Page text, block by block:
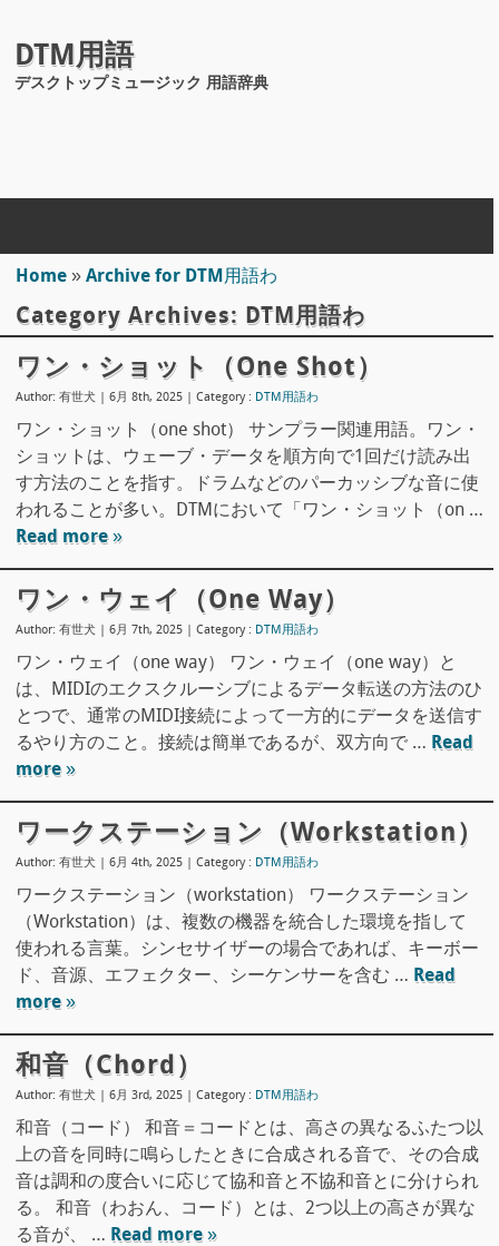
DTM用語
デスクトップミュージック 用語辞典
Home » Archive for DTM用語わ
Category Archives: DTM用語わ
ワン・ショット（one Shot）
Author: 有世犬 | 6月 8th, 2025 | Category : DTM用語わ
ワン・ショット（one shot） サンプラー関連用語。ワン・
ショットは、ウェーブ・データを順方向で1回だけ読み出
す方法のことを指す。ドラムなどのパーカッシブな音に使
われることが多い。DTMにおいて「ワン・ショット（on …
Read more »
ワン・ウェイ（one Way）
Author: 有世犬 | 6月 7th, 2025 | Category : DTM用語わ
ワン・ウェイ（one way） ワン・ウェイ（one way）と
は、MIDIのエクスクルーシブによるデータ転送の方法のひ
とつで、通常のMIDI接続によって一方的にデータを送信す
るやり方のこと。接続は簡単であるが、双方向で … Read
more »
ワークステーション（workstation）
Author: 有世犬 | 6月 4th, 2025 | Category : DTM用語わ
ワークステーション（workstation） ワークステーション
（Workstation）は、複数の機器を統合した環境を指して
使われる言葉。シンセサイザーの場合であれば、キーボー
ド、音源、エフェクター、シーケンサーを含む … Read
more »
和音（Chord）
Author: 有世犬 | 6月 3rd, 2025 | Category : DTM用語わ
和音（コード） 和音＝コードとは、高さの異なるふたつ以
上の音を同時に鳴らしたときに合成される音で、その合成
音は調和の度合いに応じて協和音と不協和音とに分けられ
る。 和音（わおん、コード）とは、2つ以上の高さが異な
る音が、 … Read more »